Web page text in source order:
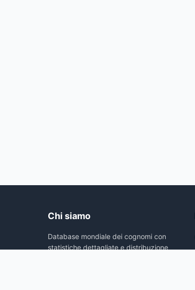
Chi siamo
Database mondiale dei cognomi con
statistiche dettagliate e distribuzione